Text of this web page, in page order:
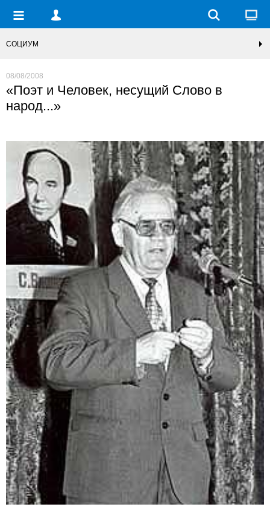
СОЦИУМ
08/08/2008
«Поэт и Человек, несущий Слово в
народ...»